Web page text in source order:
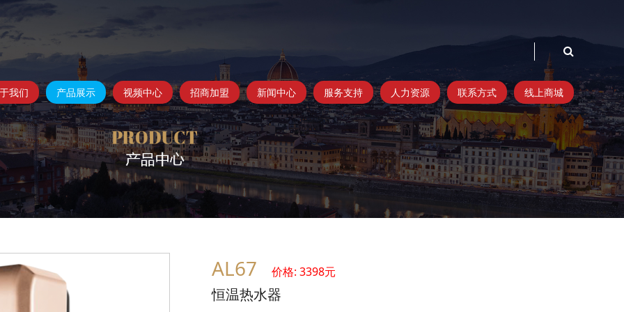
我们 产品展示 视频中心 招商加盟 新闻中心 服务支持 人力资源 联系方式 线上商城
AL67 价格: 3398元
恒温热水器